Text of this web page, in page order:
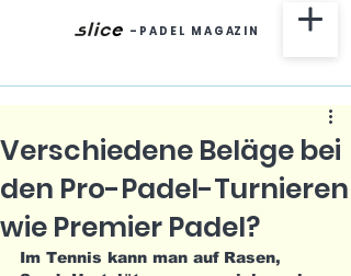
- P A D E L M A G AZ I N
Verschiedene Beläge bei
den Pro-Padel-Turnieren
wie Premier Padel?
Im Tennis kann man auf Rasen,